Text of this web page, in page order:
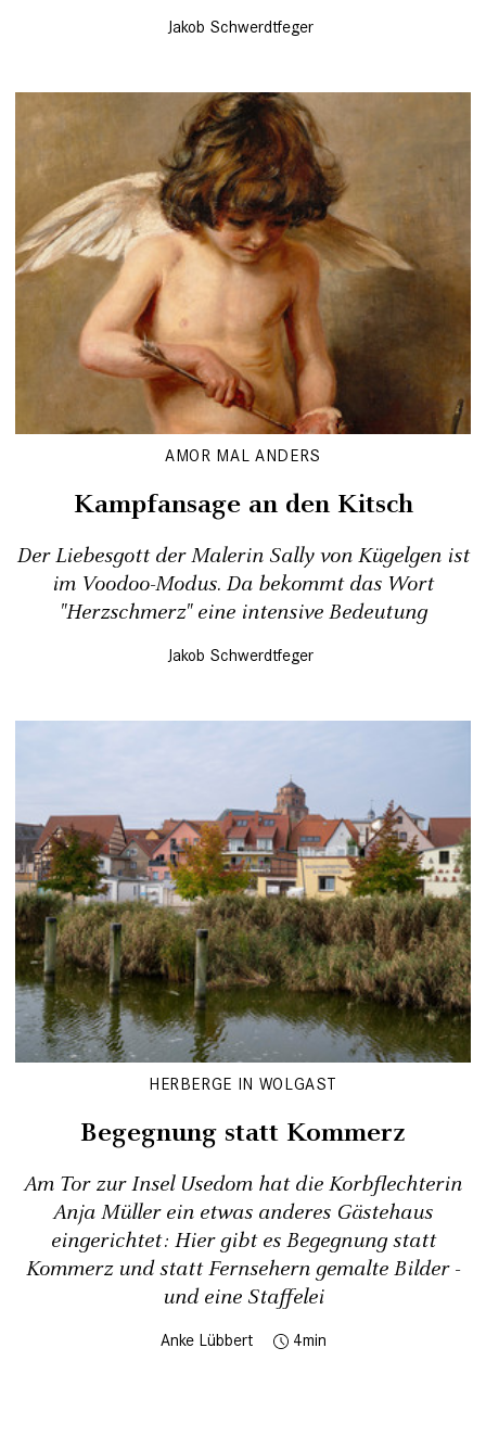
Jakob Schwerdtfeger
AMOR MAL ANDERS
Kampfansage an den Kitsch
Der Liebesgott der Malerin Sally von Kügelgen ist
im Voodoo-Modus. Da bekommt das Wort
"Herzschmerz" eine intensive Bedeutung
Jakob Schwerdtfeger
HERBERGE IN WOLGAST
Begegnung statt Kommerz
Am Tor zur Insel Usedom hat die Korbflechterin
Anja Müller ein etwas anderes Gästehaus
eingerichtet: Hier gibt es Begegnung statt
Kommerz und statt Fernsehern gemalte Bilder -
und eine Staffelei
Anke Lübbert 4